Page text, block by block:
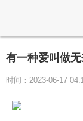
有一种爱叫做
时间：2023-06-17